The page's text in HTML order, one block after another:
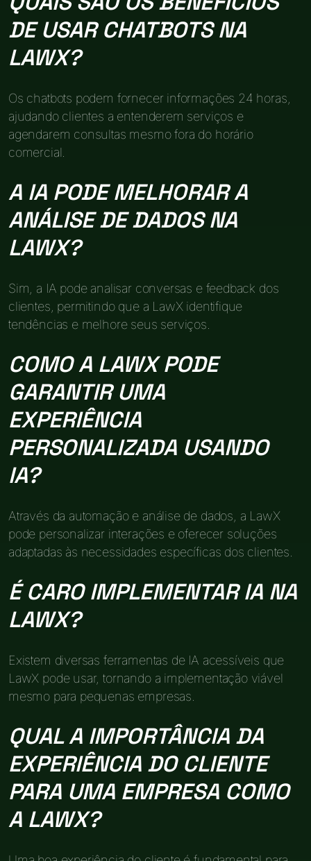
DE USAR CHATBOTS NA
LAWX?
Os chatbots podem fornecer informações 24 horas,
ajudando clientes a entenderem serviços e
agendarem consultas mesmo fora do horário
comercial.
A IA PODE MELHORAR A
ANÁLISE DE DADOS NA
LAWX?
Sim, a IA pode analisar conversas e feedback dos
clientes, permitindo que a LawX identifique
tendências e melhore seus serviços.
COMO A LAWX PODE
GARANTIR UMA
EXPERIÊNCIA
PERSONALIZADA USANDO
IA?
Através da automação e análise de dados, a LawX
pode personalizar interações e oferecer soluções
adaptadas às necessidades específicas dos clientes.
É CARO IMPLEMENTAR IA NA
LAWX?
Existem diversas ferramentas de IA acessíveis que
LawX pode usar, tornando a implementação viável
mesmo para pequenas empresas.
QUAL A IMPORTÂNCIA DA
EXPERIÊNCIA DO CLIENTE
PARA UMA EMPRESA COMO
A LAWX?